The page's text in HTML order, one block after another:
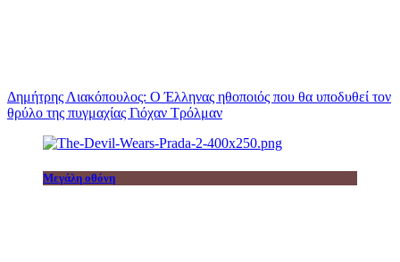
Δημήτρης Λιακόπουλος: Ο Έλληνας ηθοποιός που θα υποδυθεί τον
θρύλο της πυγμαχίας Γιόχαν Τρόλμαν
Μεγάλη οθόνη